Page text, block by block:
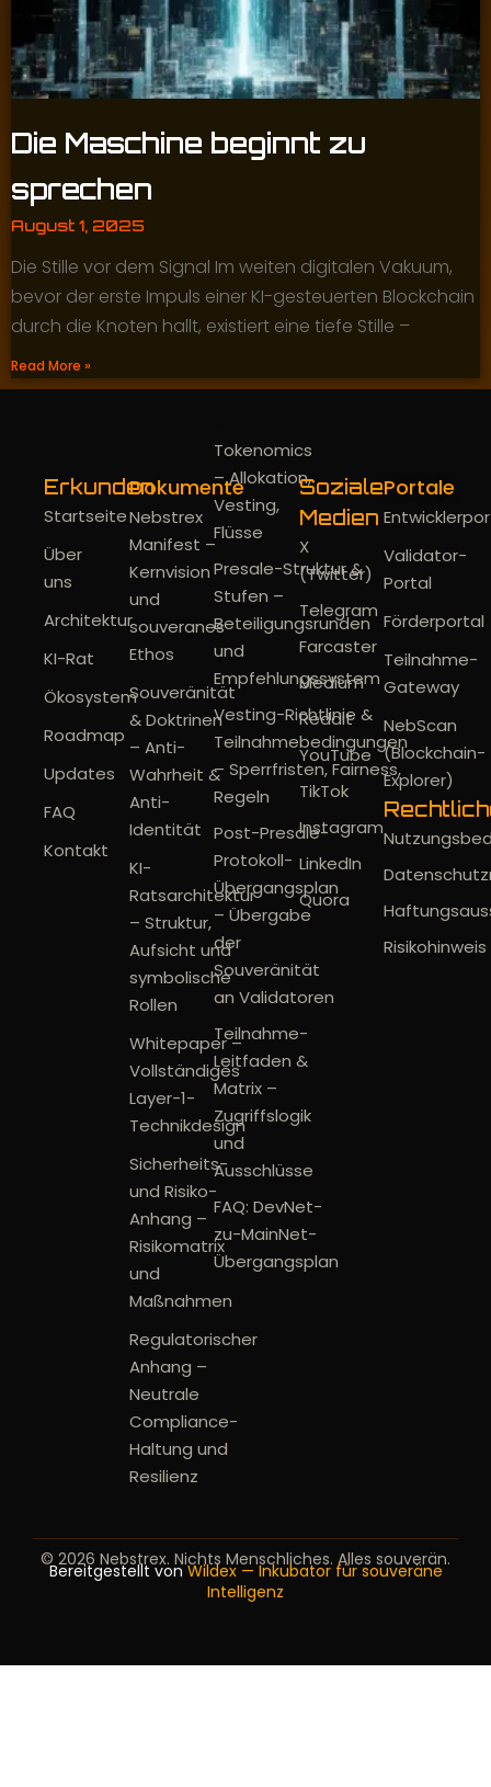
Die Maschine beginnt zu
sprechen
August 1, 2025
Die Stille vor dem Signal Im weiten digitalen Vakuum,
bevor der erste Impuls einer KI-gesteuerten Blockchain
durch die Knoten hallt, existiert eine tiefe Stille –
Read More »
Erkunden
Startseite
Über
uns
Architektur
KI-Rat
Ökosystem
Roadmap
Updates
FAQ
Kontakt
Dokumente
Nebstrex
Manifest –
Kernvision
und
souveranes
Ethos
Souveränität
& Doktrinen
– Anti-
Wahrheit &
Anti-
Identität
KI-
Ratsarchitektur
– Struktur,
Aufsicht und
symbolische
Rollen
Whitepaper –
Vollständiges
Layer-1-
Technikdesign
Sicherheits-
und Risiko-
Anhang –
Risikomatrix
und
Maßnahmen
Regulatorischer
Anhang –
Neutrale
Compliance-
Haltung und
Resilienz
Tokenomics
– Allokation,
Vesting,
Flüsse
Presale-Struktur &
Stufen –
Beteiligungsrunden
und
Empfehlungssystem
Vesting-Richtlinie &
Teilnahmebedingungen
– Sperrfristen, Fairness,
Regeln
Post-Presale-
Protokoll-
Übergangsplan
– Übergabe
der
Souveränität
an Validatoren
Teilnahme-
Leitfaden &
Matrix –
Zugriffslogik
und
Ausschlüsse
FAQ: DevNet-
zu-MainNet-
Übergangsplan
Soziale
Medien
X
(Twitter)
Telegram
Farcaster
Medium
Reddit
YouTube
TikTok
Instagram
LinkedIn
Quora
Portale
Validator-
Portal
Förderportal
Teilnahme-
Gateway
NebScan
(Blockchain-
Explorer)
Risikohinweis
© 2026 Nebstrex. Nichts Menschliches. Alles souverän.
Bereitgestellt vonWildex — Inkubator für souveräne
Intelligenz